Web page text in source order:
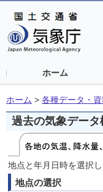
ホーム
ホーム > 各種データ・
過去の気象データ
地点と年月日時を選択
地点の選択